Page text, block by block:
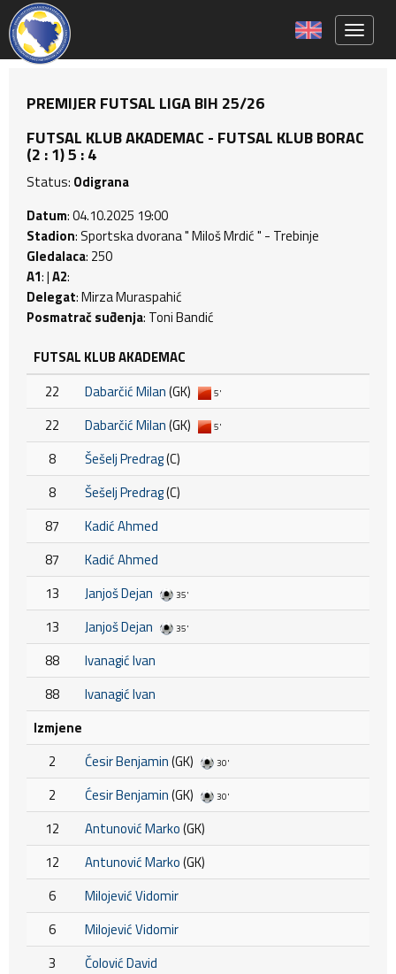
PREMIJER FUTSAL LIGA BIH 25/26
FUTSAL KLUB AKADEMAC - FUTSAL KLUB BORAC
(2 : 1) 5 : 4
Status: Odigrana
Datum: 04.10.2025 19:00
Stadion: Sportska dvorana " Miloš Mrdić " - Trebinje
Gledalaca: 250
A1: |A2:
Delegat: Mirza Muraspahić
Posmatrač suđenja: Toni Bandić
FUTSAL KLUB AKADEMAC
22
Dabarčić Milan(GK) 5'
22 Dabarčić Milan(GK) 5'
8 Šešelj Predrag(C)
8
Šešelj Predrag(C)
87
Kadić Ahmed
87
Kadić Ahmed
13
Janjoš Dejan 35'
13 Janjoš Dejan 35'
88
Ivanagić Ivan
88
Ivanagić Ivan
Izmjene
2
Ćesir Benjamin(GK) 30'
2 Ćesir Benjamin(GK) 30'
12 Antunović Marko(GK)
12
Antunović Marko(GK)
6
Milojević Vidomir
6
Milojević Vidomir
3
Čolović David